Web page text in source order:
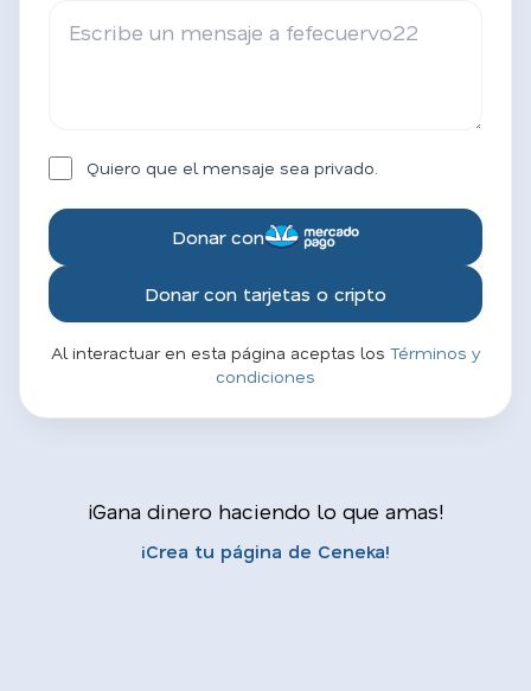
Quiero que el mensaje sea privado.
Donar con
Donar con tarjetas o cripto
Al interactuar en esta página aceptas los Términos y
condiciones
¡Gana dinero haciendo lo que amas!
¡Crea tu página de Ceneka!